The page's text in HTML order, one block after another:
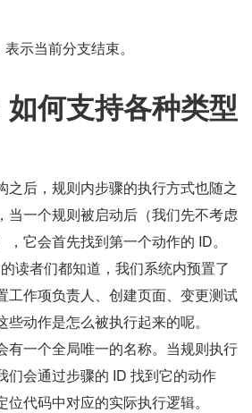
示当前分支结束。
何支持各种类型
之后，规则内步骤的执行方式也随之
当一个规则被启动后（我们先不考虑
它会首先找到第一个动作的 ID。
读者们都知道，我们系统内预置了
工作项负责人、创建页面、变更测试
动作是怎么被执行起来的呢。
有一个全局唯一的名称。当规则执行
们会通过步骤的 ID 找到它的动作
代码中对应的实际执行逻辑。